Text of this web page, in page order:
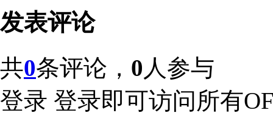
发表评论
共0条评论， 0 人参与
登录 登录即可访问所有